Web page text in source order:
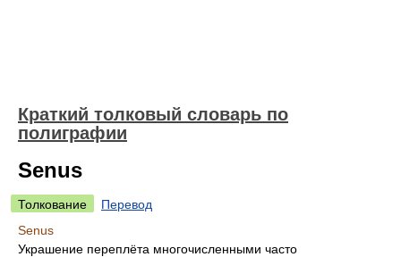
Краткий толковый словарь по
полиграфии
Senus
Толкование
Перевод
Senus
Украшение переплёта многочисленными часто